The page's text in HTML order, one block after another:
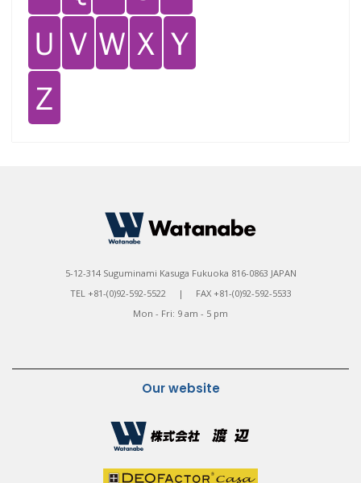
Ｕ Ｖ Ｗ Ｘ Ｙ
Ｚ
5-12-314 Suguminami Kasuga Fukuoka 816-0863 JAPAN
TEL +81-(0)92-592-5522 | FAX +81-(0)92-592-5533
Mon - Fri: 9 am - 5 pm
Our website